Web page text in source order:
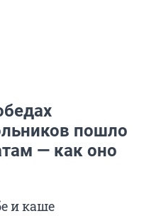
пошло
— как оно
и каше